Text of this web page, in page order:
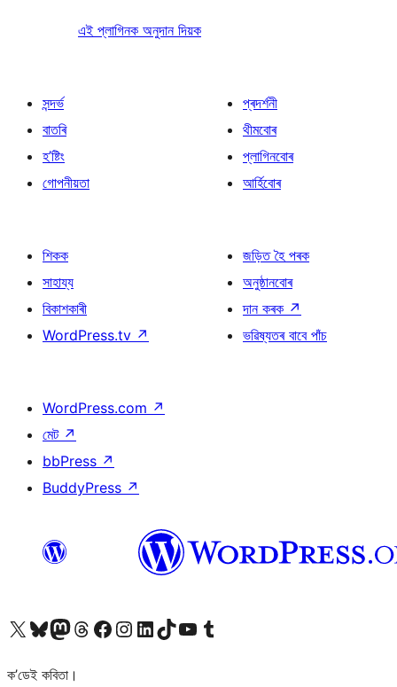
এই প্লাগিনক অনুদান দিয়ক
সন্দৰ্ভ
বাতৰি
হ’ষ্টিং
গোপনীয়তা
প্ৰদৰ্শনী
থীমবোৰ
প্লাগিনবোৰ
আৰ্হিবোৰ
শিকক
সাহায্য
বিকাশকাৰী
WordPress.tv ↗
জড়িত হৈ পৰক
অনুষ্ঠানবোৰ
দান কৰক ↗
ভৱিষ্যতৰ বাবে পাঁচ
WordPress.com ↗
মেট ↗
bbPress ↗
BuddyPress ↗
আমাৰ X (আগৰ Twitter) একাউণ্টলৈ যাওকআমাৰ Bluesky একাউণ্টলৈ যাওকআমাৰ Mastodon একাউণ্টলৈ যাওকআমাৰ Threads একাউণ্টলৈ যাওকআমাৰ Facebook পৃষ্ঠালৈ যাওকআমাৰ Instagram একাউণ্টলৈ যাওকআমাৰ LinkedIn একাউণ্টলৈ যাওকআমাৰ TikTok একাউণ্টলৈ যাওকআমাৰ YouTube চেনেললৈ যাওকআমাৰ Tumblr একাউণ্টলৈ যাওক
ক’ডেই কবিতা।